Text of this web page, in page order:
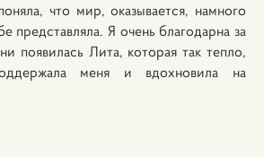
что мир, оказывается, намного
представляла. Я очень благодарна за
появилась Лита, которая так тепло,
меня и вдохновила на